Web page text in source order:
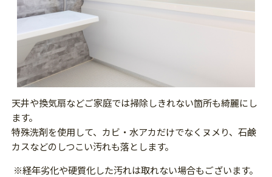
天井や換気扇などご家庭では掃除しきれない箇所も綺麗にし
ます。
特殊洗剤を使用して、カビ・水アカだけでなくヌメり、石鹸
カスなどのしつこい汚れも落とします。
※経年劣化や硬質化した汚れは取れない場合もございます。